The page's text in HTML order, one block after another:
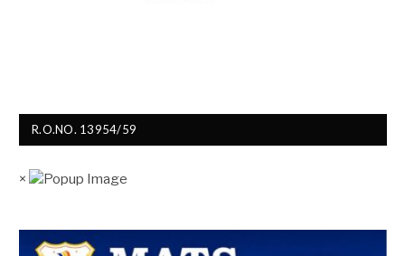
R.O.NO. 13954/59
×